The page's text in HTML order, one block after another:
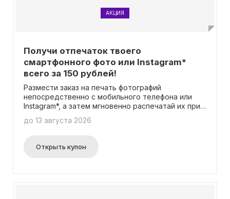
АКЦИЯ
Получи отпечаток твоего
смартфонного фото или Instagram*
всего за 150 рублей!
Размести заказ на печать фотографий
непосредственно с мобильного телефона или
Instagram*, а затем мгновенно распечатай их при
вводить промокод. Местоположение автоматов
может быть неприемлемо с точки зрения
законодательства РФ и связано с запретом её
до 13 августа 2026
Открыть купон